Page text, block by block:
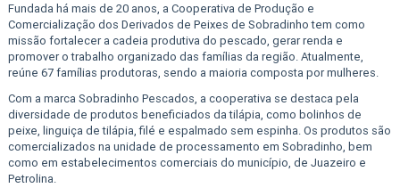
Fundada há mais de 20 anos, a Cooperativa de Produção e
Comercialização dos Derivados de Peixes de Sobradinho tem como
missão fortalecer a cadeia produtiva do pescado, gerar renda e
promover o trabalho organizado das famílias da região. Atualmente,
reúne 67 famílias produtoras, sendo a maioria composta por mulheres.
Com a marca Sobradinho Pescados, a cooperativa se destaca pela
diversidade de produtos beneficiados da tilápia, como bolinhos de
peixe, linguiça de tilápia, filé e espalmado sem espinha. Os produtos são
comercializados na unidade de processamento em Sobradinho, bem
como em estabelecimentos comerciais do município, de Juazeiro e
Petrolina.